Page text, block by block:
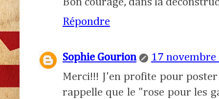
Répondre
Sophie Gourion
17
Merci!!! J'en profite pour
rappelle que le "rose pour les